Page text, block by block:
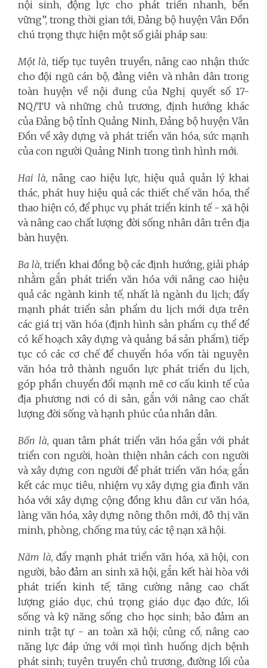
nội sinh, động lực cho phát triển nhanh, bền
vững”, trong thời gian tới, Đảng bộ huyện Vân Đồn
chú trọng thực hiện một số giải pháp sau:
Một là, tiếp tục tuyên truyền, nâng cao nhận thức
cho đội ngũ cán bộ, đảng viên và nhân dân trong
toàn huyện về nội dung của Nghị quyết số 17-
NQ/TU và những chủ trương, định hướng khác
của Đảng bộ tỉnh Quảng Ninh, Đảng bộ huyện Vân
Đồn về xây dựng và phát triển văn hóa, sức mạnh
của con người Quảng Ninh trong tình hình mới.
Hai là, nâng cao hiệu lực, hiệu quả quản lý khai
thác, phát huy hiệu quả các thiết chế văn hóa, thể
thao hiện có, để phục vụ phát triển kinh tế - xã hội
và nâng cao chất lượng đời sống nhân dân trên địa
bàn huyện.
Ba là, triển khai đồng bộ các định hướng, giải pháp
nhằm gắn phát triển văn hóa với nâng cao hiệu
quả các ngành kinh tế, nhất là ngành du lịch; đẩy
mạnh phát triển sản phẩm du lịch mới dựa trên
các giá trị văn hóa (định hình sản phẩm cụ thể để
có kế hoạch xây dựng và quảng bá sản phẩm), tiếp
tục có các cơ chế để chuyển hóa vốn tài nguyên
văn hóa trở thành nguồn lực phát triển du lịch,
góp phần chuyển đổi mạnh mẽ cơ cấu kinh tế của
địa phương nơi có di sản, gắn với nâng cao chất
lượng đời sống và hạnh phúc của nhân dân.
Bốn là, quan tâm phát triển văn hóa gắn với phát
triển con người, hoàn thiện nhân cách con người
và xây dựng con người để phát triển văn hóa; gắn
kết các mục tiêu, nhiệm vụ xây dựng gia đình văn
hóa với xây dựng cộng đồng khu dân cư văn hóa,
làng văn hóa, xây dựng nông thôn mới, đô thị văn
minh, phòng, chống ma túy, các tệ nạn xã hội.
Năm là, đẩy mạnh phát triển văn hóa, xã hội, con
người, bảo đảm an sinh xã hội, gắn kết hài hòa với
phát triển kinh tế; tăng cường nâng cao chất
lượng giáo dục, chú trọng giáo dục đạo đức, lối
sống và kỹ năng sống cho học sinh; bảo đảm an
ninh trật tự - an toàn xã hội; củng cố, nâng cao
năng lực đáp ứng với mọi tình huống dịch bệnh
phát sinh; tuyên truyền chủ trương, đường lối của